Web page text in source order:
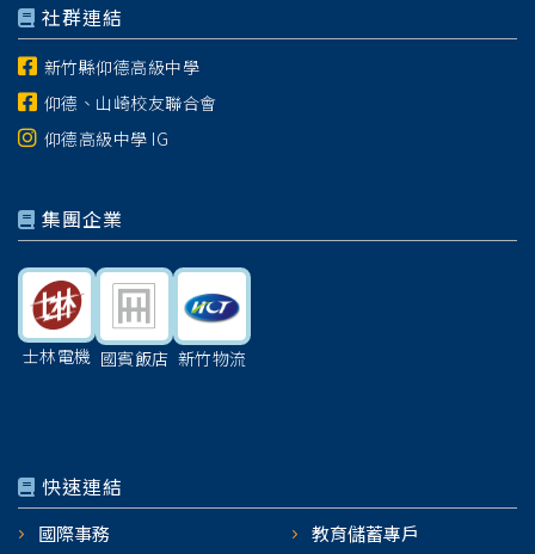
社群連結
新竹縣仰德高級中學
仰德、山崎校友聯合會
仰德高級中學 IG
集團企業
士林電機 國賓飯店 新竹物流
快速連結
國際事務 教育儲蓄專戶